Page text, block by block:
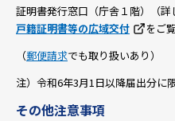
証明書発行窓口（庁舎１階）（詳
戸籍証明書等の広域交付
をご
（郵便請求でも取り扱いあり）
注）令和6年3月1日以降届出分に限
その他注意事項